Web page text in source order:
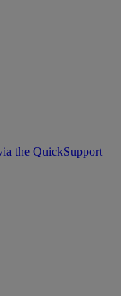
the QuickSupport